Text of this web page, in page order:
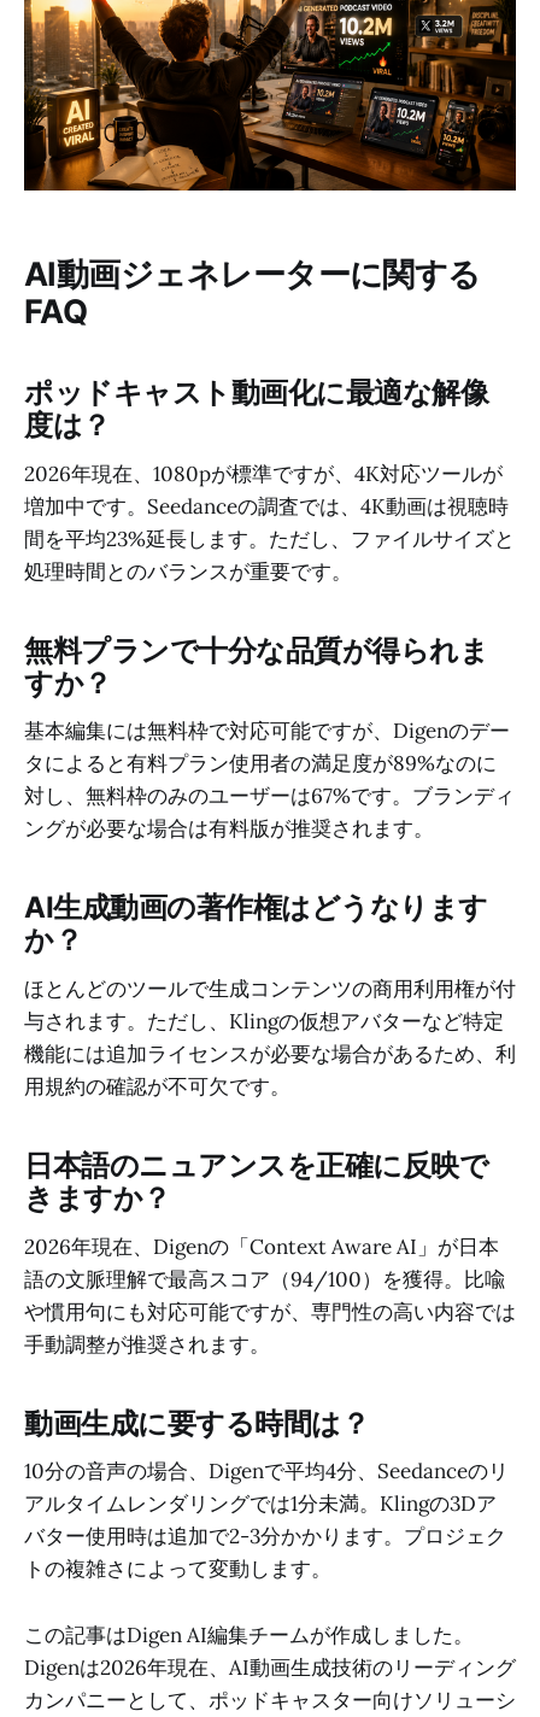
AI動画ジェネレーターに関する
FAQ
ポッドキャスト動画化に最適な解像
度は？
2026年現在、1080pが標準ですが、4K対応ツールが
増加中です。Seedanceの調査では、4K動画は視聴時
間を平均23%延長します。ただし、ファイルサイズと
処理時間とのバランスが重要です。
無料プランで十分な品質が得られま
すか？
基本編集には無料枠で対応可能ですが、Digenのデー
タによると有料プラン使用者の満足度が89%なのに
対し、無料枠のみのユーザーは67%です。ブランディ
ングが必要な場合は有料版が推奨されます。
AI生成動画の著作権はどうなります
か？
ほとんどのツールで生成コンテンツの商用利用権が付
与されます。ただし、Klingの仮想アバターなど特定
機能には追加ライセンスが必要な場合があるため、利
用規約の確認が不可欠です。
日本語のニュアンスを正確に反映で
きますか？
2026年現在、Digenの「Context Aware AI」が日本
語の文脈理解で最高スコア（94/100）を獲得。比喩
や慣用句にも対応可能ですが、専門性の高い内容では
手動調整が推奨されます。
動画生成に要する時間は？
10分の音声の場合、Digenで平均4分、Seedanceのリ
アルタイムレンダリングでは1分未満。Klingの3Dア
バター使用時は追加で2-3分かかります。プロジェク
トの複雑さによって変動します。
この記事はDigen AI編集チームが作成しました。
Digenは2026年現在、AI動画生成技術のリーディング
カンパニーとして、ポッドキャスター向けソリューシ